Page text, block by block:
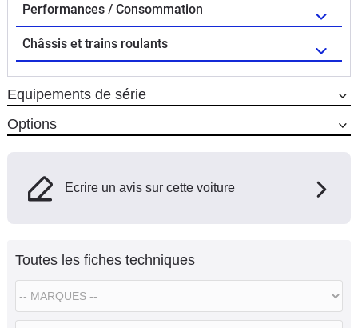
Performances / Consommation
Châssis et trains roulants
Equipements de série
Options
Ecrire un avis sur cette voiture
Toutes les fiches techniques